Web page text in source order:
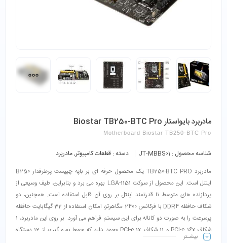
مادربرد بایواستار Biostar TB250-BTC Pro
Motherboard Biostar TB250-BTC Pro
شناسه محصول : JT-MBBS01 دسته : قطعات کامپیوتر,مادربرد
مادربرد TB250-BTC PRO یک محصول حرفه ای بر باپه چیپست پرطرفدار B250
اینتل است. این محصول از سوکت LGA-1151 بهره می برد و بنابراین، طیف وسیعی از
پردازنده های متوسط تا قدرتمند اینتل بر روی آن قابل استفاده است. همچنین، دو
شکاف حافظه DDR4 با فرکانس 2400 مگاهرتز، امکان استفاده از 32 گیگابایت حافظه
پرسرعت را به صورت دو کاناله برای این سیستم فراهم می آورد. بر روی این مادربرد، 1
شکاف PCI-e 16x و 11 شکاف PCI-e 1x وجود دارد که جمعا بهره گیری از 12 دستگاه
بیشـتر